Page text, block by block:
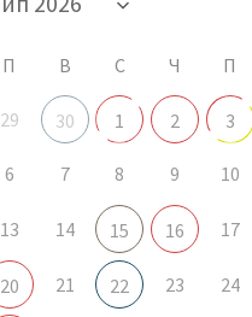
П В С Ч П
29 30 1 2 3
6 7 8 9 10
13 14 15 16 17
20 21 22 23 24